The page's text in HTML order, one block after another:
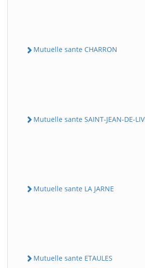
Mutuelle sante CHARRON
Mutuelle sante SAINT-JEAN-DE-
Mutuelle sante LA JARNE
Mutuelle sante ETAULES